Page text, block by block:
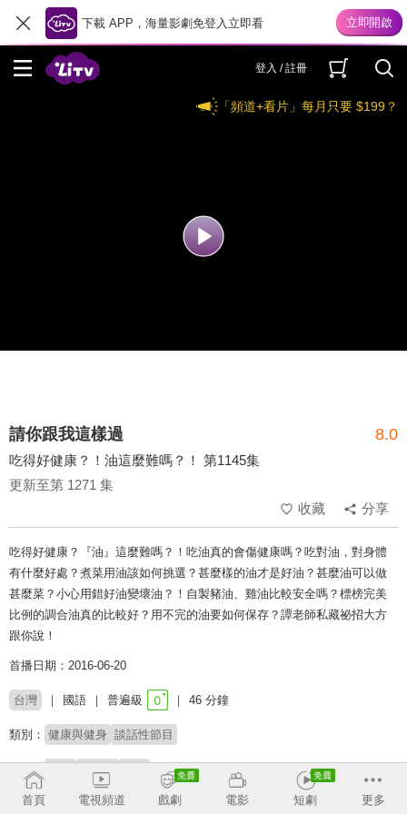
下載 APP，海量影劇免登入立即看
登入 / 註冊
「頻道+看片」每月只要 $199？
請你跟我這樣過 8.0
吃得好健康？！油這麼難嗎？！ 第1145集
更新至第 1271 集
收藏
分享
吃得好健康？『油』這麼難嗎？！吃油真的會傷健康嗎？吃對油，對身體
有什麼好處？煮菜用油該如何挑選？甚麼樣的油才是好油？甚麼油可以做
甚麼菜？小心用錯好油變壞油？！自製豬油、雞油比較安全嗎？標榜完美
比例的調合油真的比較好？用不完的油要如何保存？譚老師私藏祕招大方
跟你說！
首播日期：2016-06-20
台灣 國語 普遍級 46 分鐘
類別： 健康與健身 談話性節目
來賓： 李冠儀
主持： 侯昌明 黃文華
首頁 電視頻道 戲劇 電影 短劇 更多